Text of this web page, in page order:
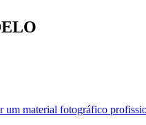
um material fotográfico